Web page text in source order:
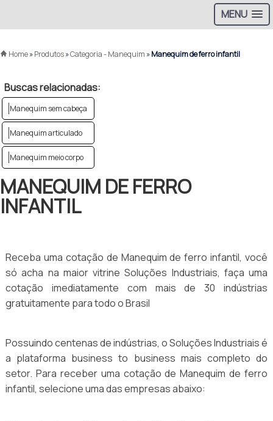
MENU
Home»Produtos»Categoria - Manequim »Manequim de ferro infantil
Buscas relacionadas:
Manequim sem cabeça
Manequim articulado
Manequim meio corpo
MANEQUIM DE FERRO
INFANTIL
Receba uma cotação de Manequim de ferro infantil, você
só acha na maior vitrine Soluções Industriais, faça uma
cotação imediatamente com mais de 30 indústrias
gratuitamente para todo o Brasil
Possuindo centenas de indústrias, o Soluções Industriais é
a plataforma business to business mais completo do
setor. Para receber uma cotação de Manequim de ferro
infantil, selecione uma das empresas abaixo: